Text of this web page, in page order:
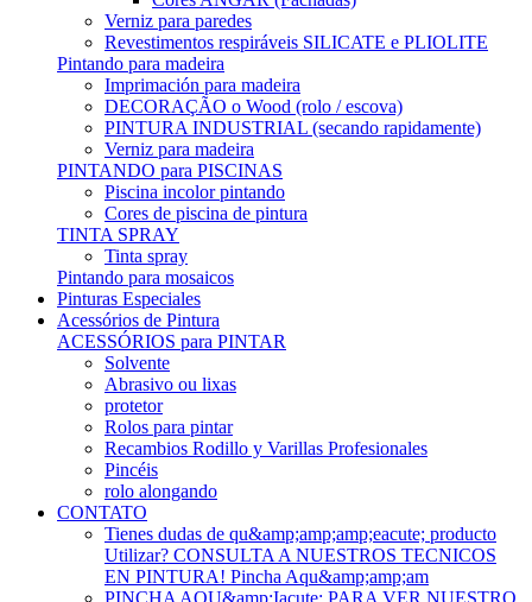
Verniz para paredes
Revestimentos respiráveis ​​SILICATE e PLIOLITE
Pintando para madeira
Imprimación para madeira
DECORAÇÃO o Wood (rolo / escova)
PINTURA INDUSTRIAL (secando rapidamente)
Verniz para madeira
PINTANDO para PISCINAS
Piscina incolor pintando
Cores de piscina de pintura
TINTA SPRAY
Tinta spray
Pintando para mosaicos
Pinturas Especiales
Acessórios de Pintura
ACESSÓRIOS para PINTAR
Solvente
Abrasivo ou lixas
protetor
Rolos para pintar
Recambios Rodillo y Varillas Profesionales
Pincéis
rolo alongando
CONTATO
Tienes dudas de qu&amp;amp;amp;eacute; producto
Utilizar? CONSULTA A NUESTROS TECNICOS
EN PINTURA! Pincha Aqu&amp;amp;am
PINCHA AQU&amp;Iacute; PARA VER NUESTRO